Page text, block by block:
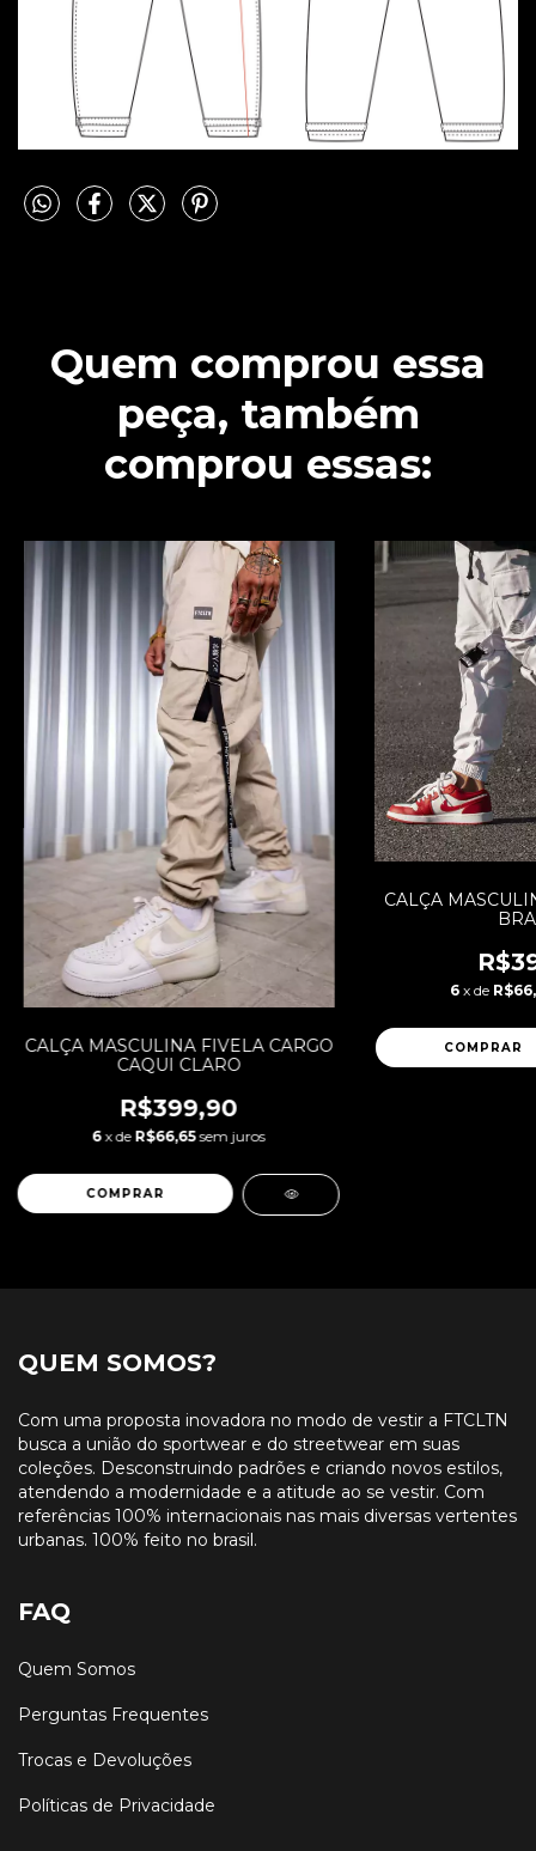
Quem comprou essa
peça, também
comprou essas:
CALÇA MASCULINA FIVELA CARGO
CAQUI CLARO
R$399,90
6 x de R$66,65 sem juros
COMPRAR
CALÇA
6 x de
COMPRAR
QUEM SOMOS?
Com uma proposta inovadora no modo de vestir a FTCLTN
busca a união do sportwear e do streetwear em suas
coleções. Desconstruindo padrões e criando novos estilos,
atendendo a modernidade e a atitude ao se vestir. Com
referências 100% internacionais nas mais diversas vertentes
urbanas. 100% feito no brasil.
FAQ
Quem Somos
Perguntas Frequentes
Trocas e Devoluções
Políticas de Privacidade